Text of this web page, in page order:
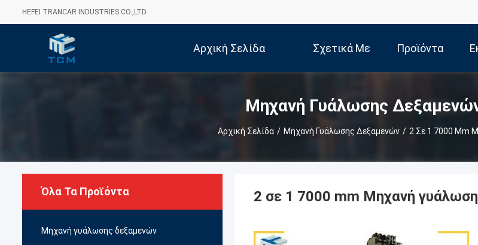
HEFEI TRANCAR INDUSTRIES CO.,LTD
Αρχική Σελίδα Σχετικά Με Προϊόντα
Μηχανή Γυάλωσης
Αρχική Σελίδα / Μηχανή Γυάλωσης Δεξαμενών / 2 Σε 1 7000 Mm
Όλα Τα Προϊόντα
Μηχανή γυάλωσης δεξαμενών
2 σε 1 7000 mm Μηχανή